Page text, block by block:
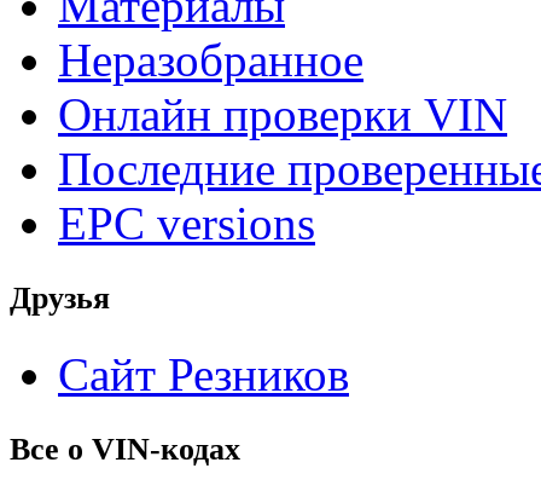
Неразобранное
Онлайн проверки VIN
Последние
EPC versions
Друзья
Сайт Резников
Все о VIN-кодах